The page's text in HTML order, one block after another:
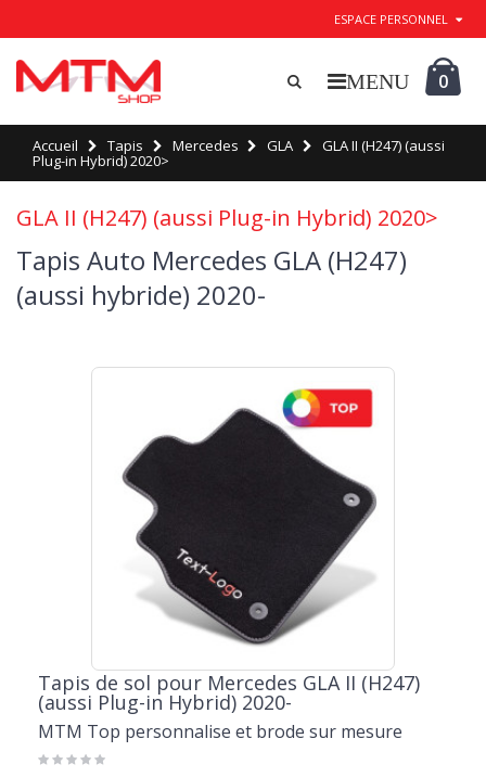
ESPACE PERSONNEL
0
Accueil Tapis Mercedes GLA GLA II (H247) (aussi
Plug-in Hybrid) 2020>
GLA II (H247) (aussi Plug-in Hybrid) 2020>
Tapis Auto Mercedes GLA (H247)
(aussi hybride) 2020-
Tapis de sol pour Mercedes GLA II (H247)
(aussi Plug-in Hybrid) 2020-
MTM Top personnalise et brode sur mesure